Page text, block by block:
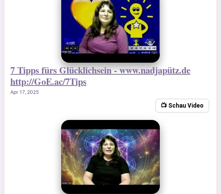
7 Tipps fürs Glücklichsein - www.nadjapütz.de
http://GoE.ac/7Tips
Apr 17, 2025
📺 Schau Video